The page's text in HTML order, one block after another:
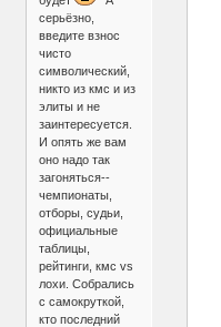
серьёзно,
введите взнос
чисто
символический,
никто из кмс и из
элиты и не
заинтересуется.
И опять же вам
оно надо так
загоняться--
чемпионаты,
отборы, судьи,
официальные
таблицы,
рейтинги, кмс vs
лохи. Собрались
с самокруткой,
кто последний